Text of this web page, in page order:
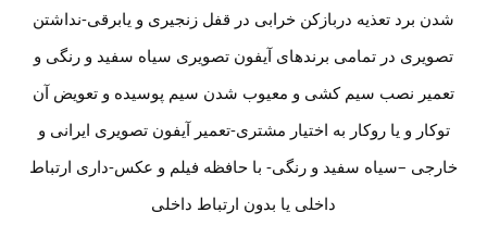
شدن برد تعذیه دربازکن خرابی در قفل زنجیری و یابرقی-نداشتن
تصویری در تمامی برندهای آیفون تصویری سیاه سفید و رنگی و
تعمیر نصب سیم کشی و معیوب شدن سیم پوسیده و تعویض آن
توکار و یا روکار به اختیار مشتری-تعمیر آیفون تصویری ایرانی و
خارجی –سیاه سفید و رنگی- با حافظه فیلم و عکس-داری ارتباط
داخلی یا بدون ارتباط داخلی